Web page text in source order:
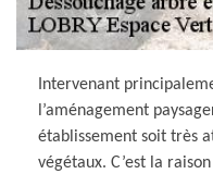
Intervenant
l’aménagement
établissement soit très
végétaux. C’est la